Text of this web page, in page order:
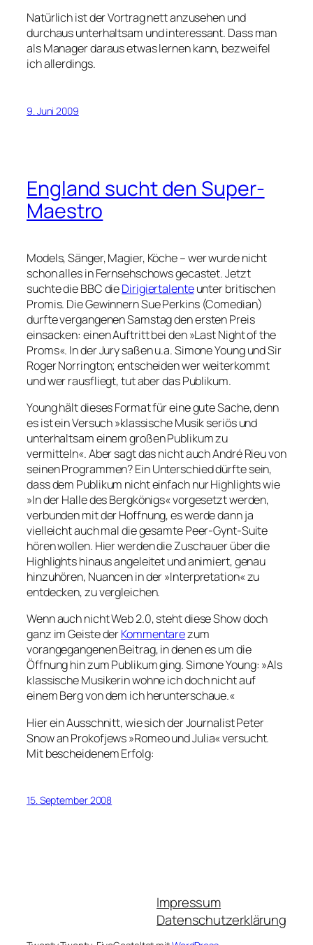
Natürlich ist der Vortrag nett anzusehen und
durchaus unterhaltsam und interessant. Dass man
als Manager daraus etwas lernen kann, bezweifel
ich allerdings.
9. Juni 2009
England sucht den Super-
Maestro
Models, Sänger, Magier, Köche – wer wurde nicht
schon alles in Fernsehschows gecastet. Jetzt
suchte die BBC dieDirigiertalenteunter britischen
Promis. Die Gewinnern Sue Perkins (Comedian)
durfte vergangenen Samstag den ersten Preis
einsacken: einen Auftritt bei den »Last Night of the
Proms«. In der Jury saßen u.a. Simone Young und Sir
Roger Norrington; entscheiden wer weiterkommt
und wer rausfliegt, tut aber das Publikum.
Young hält dieses Format für eine gute Sache, denn
es ist ein Versuch »klassische Musik seriös und
unterhaltsam einem großen Publikum zu
vermitteln«. Aber sagt das nicht auch André Rieu von
seinen Programmen? Ein Unterschied dürfte sein,
dass dem Publikum nicht einfach nur Highlights wie
»In der Halle des Bergkönigs« vorgesetzt werden,
verbunden mit der Hoffnung, es werde dann ja
vielleicht auch mal die gesamte Peer-Gynt-Suite
hören wollen. Hier werden die Zuschauer über die
Highlights hinaus angeleitet und animiert, genau
hinzuhören, Nuancen in der »Interpretation« zu
entdecken, zu vergleichen.
Wenn auch nicht Web 2.0, steht diese Show doch
ganz im Geiste derKommentarezum
vorangegangenen Beitrag, in denen es um die
Öffnung hin zum Publikum ging. Simone Young: »Als
klassische Musikerin wohne ich doch nicht auf
einem Berg von dem ich herunterschaue.«
Hier ein Ausschnitt, wie sich der Journalist Peter
Snow an Prokofjews »Romeo und Julia« versucht.
Mit bescheidenem Erfolg:
15. September 2008
Impressum
Datenschutzerklärung